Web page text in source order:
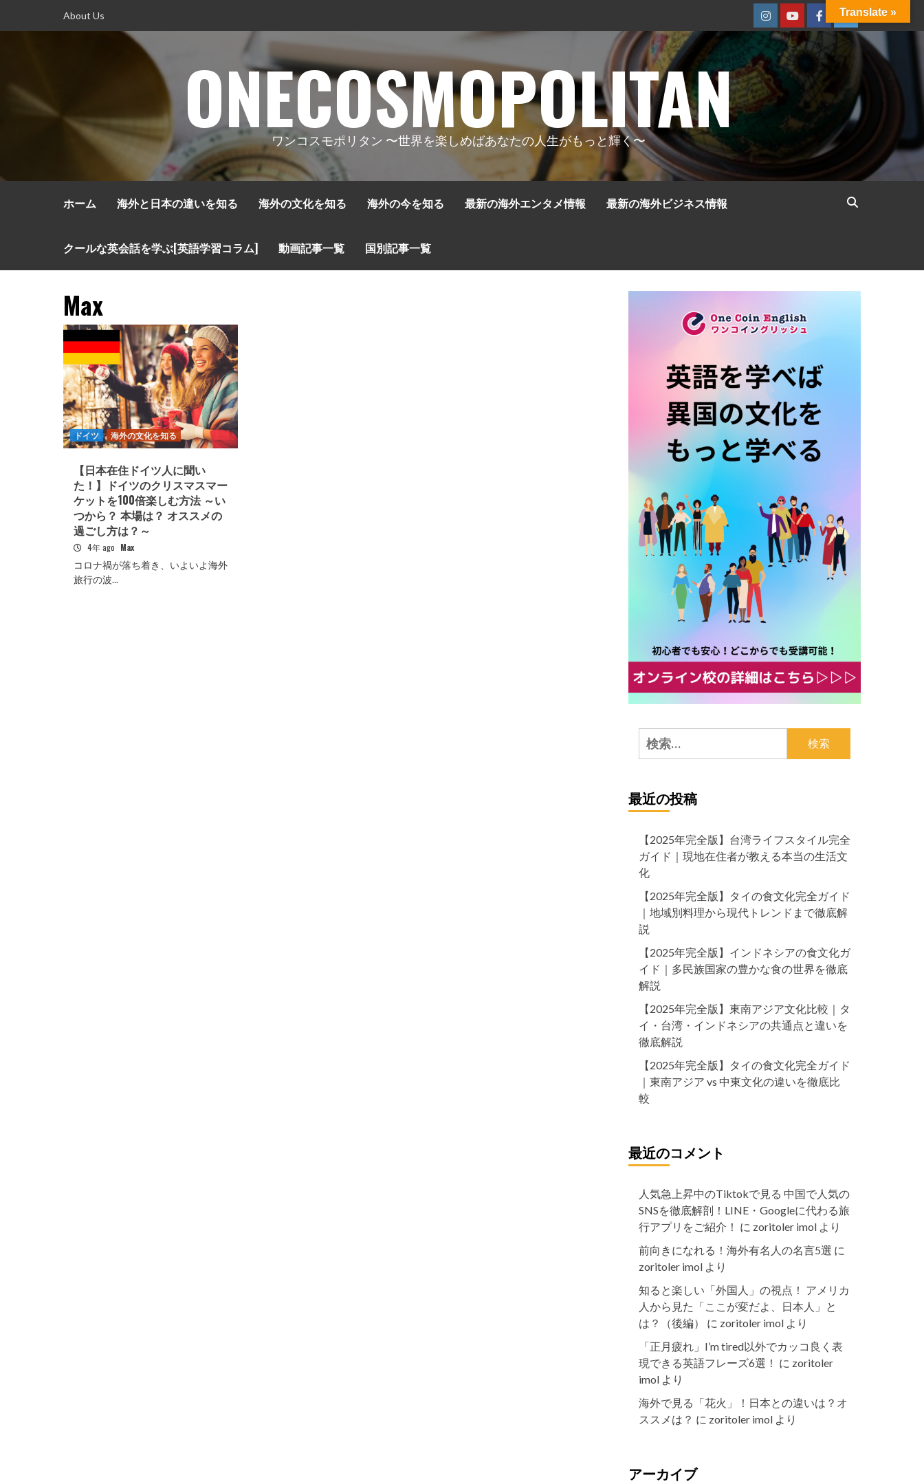
プ
About Us
InstagramYoutubeFacebook
Twitter
ONECOSMOPOLITAN
ワンコスモポリタン 〜世界を楽しめばあなたの人生がもっと輝く〜
ホーム 海外と日本の違いを知る 海外の文化を知る 海外の今を知る 最新の海外エンタメ情報 最新の海外ビジネス情報
クールな英会話を学ぶ[英語学習コラム] 動画記事一覧 国別記事一覧
Max
ドイツ 海外の文化を知る
【日本在住ドイツ人に聞い
た！】ドイツのクリスマスマー
ケットを100倍楽しむ方法 ～い
つから？ 本場は？ オススメの
過ごし方は？～
4年 ago Max
コロナ禍が落ち着き、いよいよ海外
旅行の波...
検
索:
最近の投稿
【2025年完全版】台湾ライフスタイル完全
ガイド｜現地在住者が教える本当の生活文
化
【2025年完全版】タイの食文化完全ガイド
｜地域別料理から現代トレンドまで徹底解
説
【2025年完全版】インドネシアの食文化ガ
イド｜多民族国家の豊かな食の世界を徹底
解説
【2025年完全版】東南アジア文化比較｜タ
イ・台湾・インドネシアの共通点と違いを
徹底解説
【2025年完全版】タイの食文化完全ガイド
｜東南アジア vs 中東文化の違いを徹底比
較
最近のコメント
人気急上昇中のTiktokで見る 中国で人気の
SNSを徹底解剖！LINE・Googleに代わる旅
行アプリをご紹介！ に zoritoler imol より
前向きになれる！海外有名人の名言5選 に
zoritoler imol より
知ると楽しい「外国人」の視点！ アメリカ
人から見た「ここが変だよ、日本人」と
は？（後編）
に zoritoler imol より
「正月疲れ」I’m tired以外でカッコ良く表
現できる英語フレーズ6選！ に zoritoler
imol より
海外で見る「花火」！日本との違いは？オ
ススメは？ に zoritoler imol より
アーカイブ
Translate »